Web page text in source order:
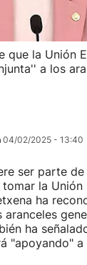
que la Unión
a los
04/02/2025 - 13:40
ser parte
la Unión
ha
ha
"apoyando"